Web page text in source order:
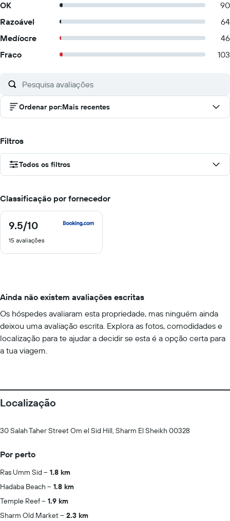
OK
90
Razoável
64
Medíocre
46
Fraco
103
Ordenar por:Mais recentes
Filtros
Todos os filtros
Classificação por fornecedor
9.5/10
9.5
10
15 avaliações
Ainda não existem avaliações escritas
Os hóspedes avaliaram esta propriedade, mas ninguém ainda
deixou uma avaliação escrita. Explora as fotos, comodidades e
localização para te ajudar a decidir se esta é a opção certa para
a tua viagem.
Localização
30 Salah Taher Street Om el Sid Hill, Sharm El Sheikh 00328
Por perto
Ras Umm Sid
1.8 km
Hadaba Beach
1.8 km
Temple Reef
1.9 km
Sharm Old Market
2.3 km